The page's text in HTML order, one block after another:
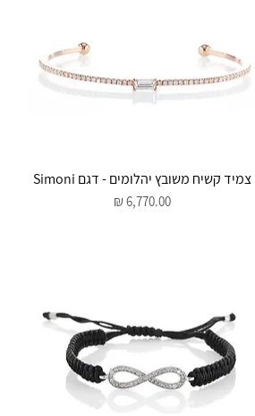
תצוגה מהירה
צמיד קשיח משובץ יהלומים - דגם Simoni
מחיר